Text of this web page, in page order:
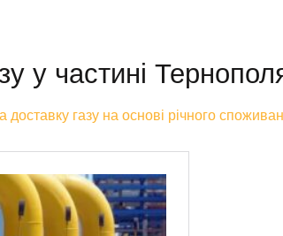
у частині
газу на основі річного